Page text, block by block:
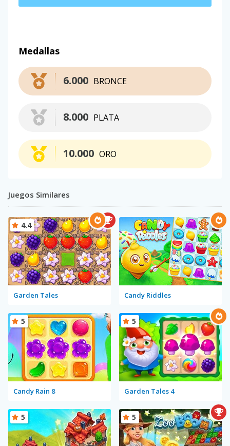
Medallas
BRONCE
6.000
PLATA
8.000
ORO
10.000
Juegos Similares
Garden Tales
4.4
Candy Riddles
Candy Rain 8
5
Garden Tales 4
5
5 5